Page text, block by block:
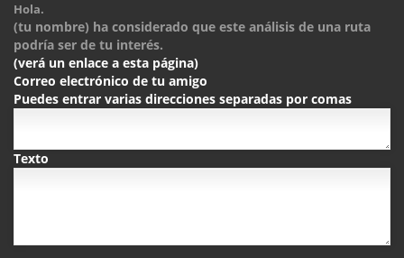
Hola.
(tu nombre) ha considerado que este análisis de una ruta
podría ser de tu interés.
(verá un enlace a esta página)
Correo electrónico de tu amigo
Puedes entrar varias direcciones separadas por comas
Texto